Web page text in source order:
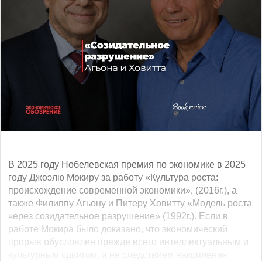
В 2025 году Нобелевская премия по экономике в 2025
году Джоэлю Мокиру за работу «Культура роста:
происхождение современной экономики», (2016г.), а
также Филиппу Агьону и Питеру Ховитту «Модель роста
через созидательное разрушение» (1992г.). Если в
работе Мокира было доказано, что экономический
прорыв обусловлен прежде всего интеллектуальным и